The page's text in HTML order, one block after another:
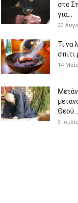
στο
για...
20
Τι να
σπίτι
14
Θεού...
9